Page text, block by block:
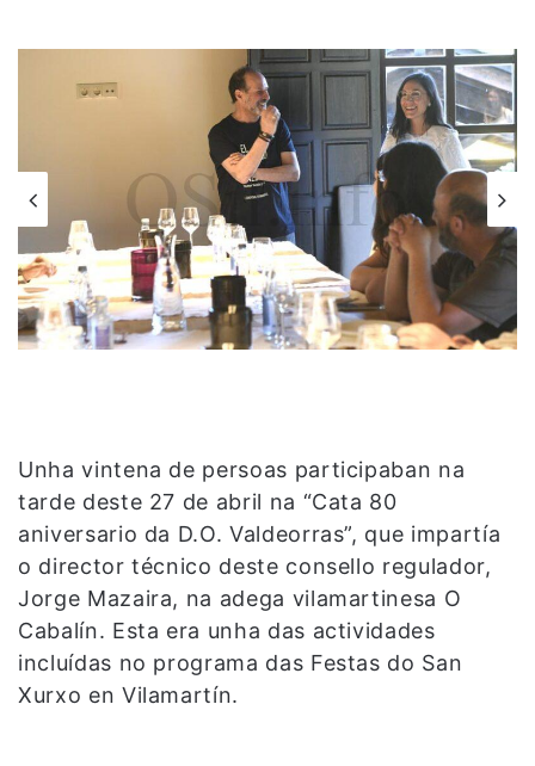
Unha vintena de persoas participaban na
tarde deste 27 de abril na “Cata 80
aniversario da D.O. Valdeorras”, que impartía
o director técnico deste consello regulador,
Jorge Mazaira, na adega vilamartinesa O
Cabalín. Esta era unha das actividades
incluídas no programa das Festas do San
Xurxo en Vilamartín.